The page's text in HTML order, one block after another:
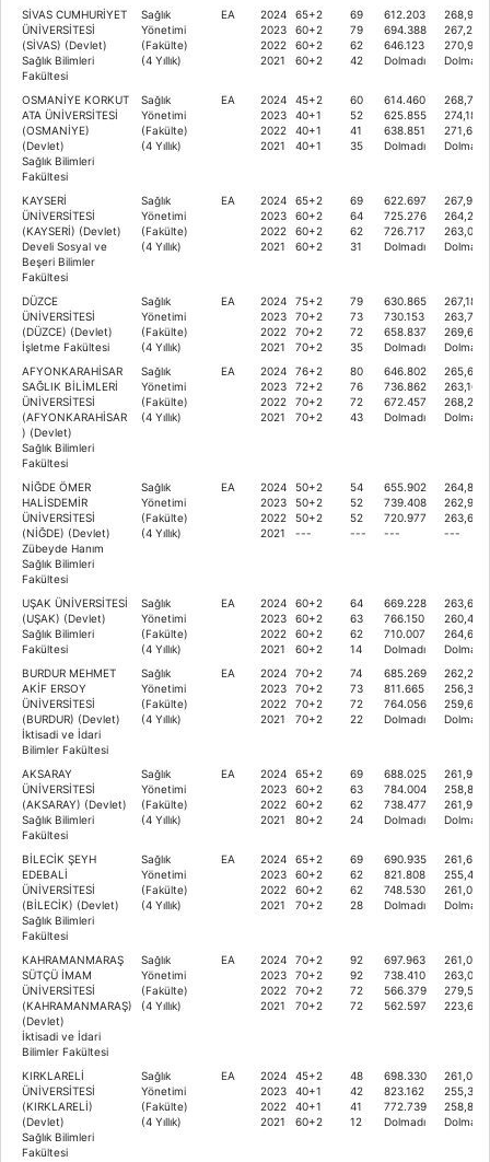
SİVAS CUMHURİYET
ÜNİVERSİTESİ
(SİVAS) (Devlet)
Sağlık Bilimleri
Fakültesi
Sağlık
Yönetimi
(Fakülte)
(4 Yıllık)
EA
2024
2023
2022
2021
65+2
60+2
60+2
60+2
69
79
62
42
612.203
694.388
646.123
Dolmadı
Dolmadı
OSMANİYE KORKUT
ATA ÜNİVERSİTESİ
(OSMANİYE)
(Devlet)
Sağlık Bilimleri
Fakültesi
Sağlık
Yönetimi
(Fakülte)
(4 Yıllık)
EA
2024
2023
2022
2021
45+2
40+1
40+1
40+1
60
52
41
35
614.460
625.855
638.851
Dolmadı
Dolmadı
KAYSERİ
ÜNİVERSİTESİ
(KAYSERİ) (Devlet)
Develi Sosyal ve
Beşeri Bilimler
Fakültesi
Sağlık
Yönetimi
(Fakülte)
(4 Yıllık)
EA
2024
2023
2022
2021
65+2
60+2
60+2
60+2
69
64
62
31
622.697
725.276
726.717
Dolmadı
Dolmadı
DÜZCE
ÜNİVERSİTESİ
(DÜZCE) (Devlet)
İşletme Fakültesi
Sağlık
Yönetimi
(Fakülte)
(4 Yıllık)
EA
2024
2023
2022
2021
75+2
70+2
70+2
70+2
79
73
72
35
630.865
730.153
658.837
Dolmadı
Dolmadı
AFYONKARAHİSAR
SAĞLIK BİLİMLERİ
ÜNİVERSİTESİ
(AFYONKARAHİSAR
) (Devlet)
Sağlık Bilimleri
Fakültesi
Sağlık
Yönetimi
(Fakülte)
(4 Yıllık)
EA
2024
2023
2022
2021
76+2
72+2
70+2
70+2
80
76
72
43
646.802
736.862
672.457
Dolmadı
Dolmadı
NİĞDE ÖMER
HALİSDEMİR
ÜNİVERSİTESİ
(NİĞDE) (Devlet)
Zübeyde Hanım
Sağlık Bilimleri
Fakültesi
Sağlık
Yönetimi
(Fakülte)
(4 Yıllık)
EA
2024
2023
2022
2021
50+2
50+2
50+2
---
54
52
52
---
655.902
739.408
720.977
---
---
UŞAK ÜNİVERSİTESİ
(UŞAK) (Devlet)
Sağlık Bilimleri
Fakültesi
Sağlık
Yönetimi
(Fakülte)
(4 Yıllık)
EA
2024
2023
2022
2021
60+2
60+2
60+2
60+2
64
63
62
14
669.228
766.150
710.007
Dolmadı
Dolmadı
BURDUR MEHMET
AKİF ERSOY
ÜNİVERSİTESİ
(BURDUR) (Devlet)
İktisadi ve İdari
Bilimler Fakültesi
Sağlık
Yönetimi
(Fakülte)
(4 Yıllık)
EA
2024
2023
2022
2021
70+2
70+2
70+2
70+2
74
73
72
22
685.269
811.665
764.056
Dolmadı
Dolmadı
AKSARAY
ÜNİVERSİTESİ
(AKSARAY) (Devlet)
Sağlık Bilimleri
Fakültesi
Sağlık
Yönetimi
(Fakülte)
(4 Yıllık)
EA
2024
2023
2022
2021
65+2
60+2
60+2
80+2
69
63
62
24
688.025
784.004
738.477
Dolmadı
Dolmadı
BİLECİK ŞEYH
EDEBALİ
ÜNİVERSİTESİ
(BİLECİK) (Devlet)
Sağlık Bilimleri
Fakültesi
Sağlık
Yönetimi
(Fakülte)
(4 Yıllık)
EA
2024
2023
2022
2021
65+2
60+2
60+2
70+2
69
62
62
28
690.935
821.808
748.530
Dolmadı
Dolmadı
KAHRAMANMARAŞ
SÜTÇÜ İMAM
ÜNİVERSİTESİ
(KAHRAMANMARAŞ)
(Devlet)
İktisadi ve İdari
Bilimler Fakültesi
Sağlık
Yönetimi
(Fakülte)
(4 Yıllık)
EA
2024
2023
2022
2021
70+2
70+2
70+2
70+2
92
92
72
72
697.963
738.410
566.379
562.597
KIRKLARELİ
ÜNİVERSİTESİ
(KIRKLARELİ)
(Devlet)
Sağlık Bilimleri
Fakültesi
Sağlık
Yönetimi
(Fakülte)
(4 Yıllık)
EA
2024
2023
2022
2021
45+2
40+1
40+1
60+2
48
42
41
12
698.330
823.162
772.739
Dolmadı
Dolmadı